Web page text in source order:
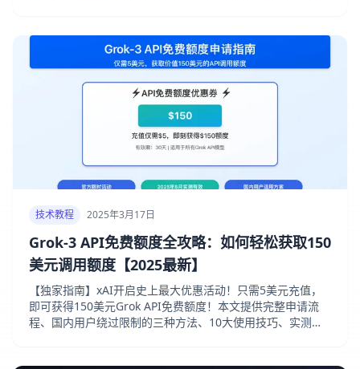
技术教程 2025年3月17日
Grok-3 API免费额度全攻略：如何轻松获取150
美元调用额度【2025最新】
【独家指南】xAI开启史上最大优惠活动！只需5美元充值，
即可获得150美元Grok API免费额度！本文提供完整申请流
程、国内用户绕过限制的三种方法、10大使用技巧、实测效